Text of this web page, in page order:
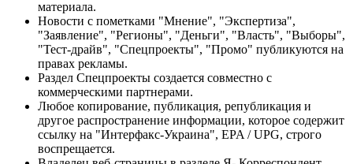
материала.
Новости с пометками "Мнение", "Экспертиза",
"Заявление", "Регионы", "Деньги", "Власть", "Выборы",
"Тест-драйв", "Спецпроекты", "Промо" публикуются на
правах рекламы.
Раздел Спецпроекты создается совместно с
коммерческими партнерами.
Любое копирование, публикация, републикация и
другое распространение информации, которое содержит
ссылку на "Интерфакс-Украина", EPA / UPG, строго
воспрещается.